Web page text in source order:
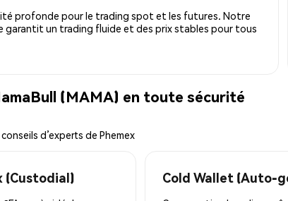
profonde pour le trading spot et les futures. Notre
garantit un trading fluide et des prix stables pour tous
(MAMA) en toute sécurité
d’experts de Phemex
(Custodial) Cold Wallet (Auto-